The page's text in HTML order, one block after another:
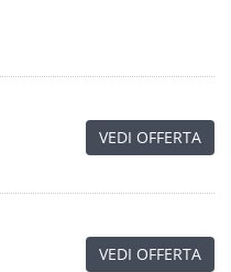
VEDI OFFERTA
VEDI OFFERTA